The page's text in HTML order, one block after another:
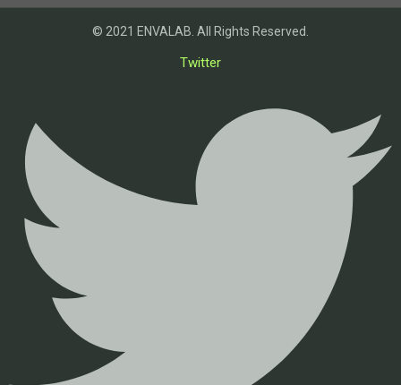
© 2021 ENVALAB. All Rights Reserved.
Twitter